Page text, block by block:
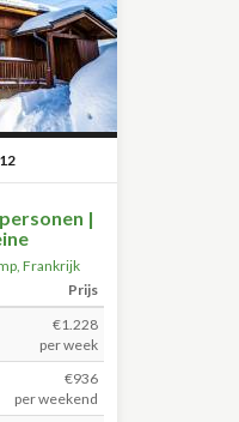
|
,Frankrijk
Prijs
€1.228
per week
€936
per weekend